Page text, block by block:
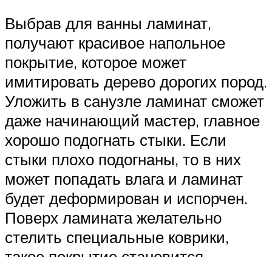
Выбрав для ванны ламинат,
получают красивое напольное
покрытие, которое может
имитировать дерево дорогих пород.
Уложить в санузле ламинат сможет
даже начинающий мастер, главное
хорошо подогнать стыки. Если
стыки плохо подогнаны, то в них
может попадать влага и ламинат
будет деформирован и испорчен.
Поверх ламината желательно
стелить специальные коврики,